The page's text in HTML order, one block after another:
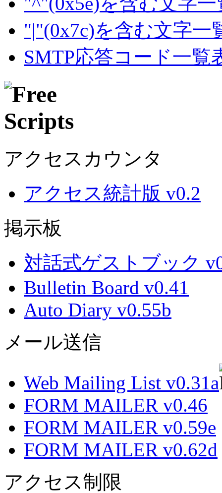
"|"(0x7c)を含む文字一
SMTP応答コード一覧
アクセスカウンタ
アクセス統計版 v0.2
掲示板
対話式ゲストブック
Bulletin Board v0.41
Auto Diary v0.55b
メール送信
Web Mailing List v0.31a
FORM MAILER v0.46
FORM MAILER v0.59e
FORM MAILER v0.62d
アクセス制限